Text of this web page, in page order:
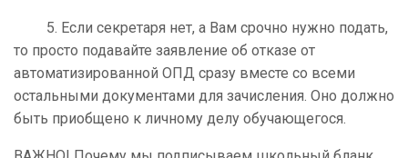
5. Если секретаря нет, а Вам срочно нужно подать,
то просто подавайте заявление об отказе от
автоматизированной ОПД сразу вместе со всеми
остальными документами для зачисления. Оно должно
быть приобщено к личному делу обучающегося.